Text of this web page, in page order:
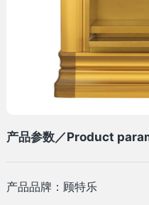
产品参数／Product
产品品牌：顾特乐